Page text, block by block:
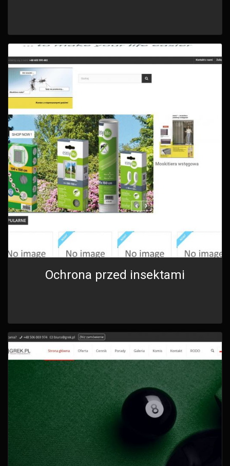
Ochrona przed insektami